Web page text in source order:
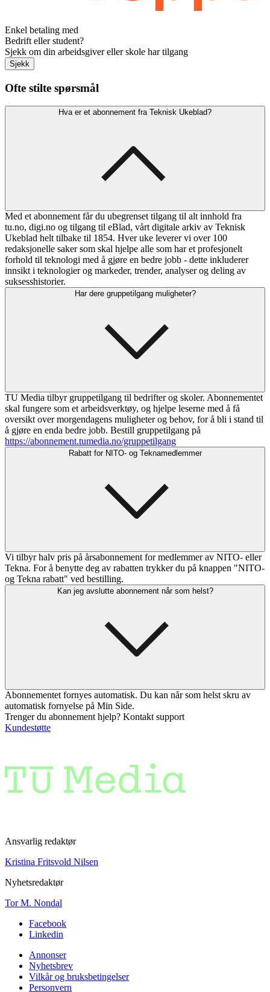
Enkel betaling med
Bedrift eller student?
Sjekk om din arbeidsgiver eller skole har tilgang
Sjekk
Ofte stilte spørsmål
Hva er et abonnement fra Teknisk Ukeblad?
Med et abonnement får du ubegrenset tilgang til alt innhold fra
tu.no, digi.no og tilgang til eBlad, vårt digitale arkiv av Teknisk
Ukeblad helt tilbake til 1854. Hver uke leverer vi over 100
redaksjonelle saker som skal hjelpe alle som har et profesjonelt
forhold til teknologi med å gjøre en bedre jobb - dette inkluderer
innsikt i teknologier og markeder, trender, analyser og deling av
suksesshistorier.
Har dere gruppetilgang muligheter?
TU Media tilbyr gruppetilgang til bedrifter og skoler. Abonnementet
skal fungere som et arbeidsverktøy, og hjelpe leserne med å få
oversikt over morgendagens muligheter og behov, for å bli i stand til
å gjøre en enda bedre jobb. Bestill gruppetilgang på
https://abonnement.tumedia.no/gruppetilgang
Rabatt for NITO- og Teknamedlemmer
Vi tilbyr halv pris på årsabonnement for medlemmer av NITO- eller
Tekna. For å benytte deg av rabatten trykker du på knappen "NITO-
og Tekna rabatt" ved bestilling.
Kan jeg avslutte abonnement når som helst?
Abonnementet fornyes automatisk. Du kan når som helst skru av
automatisk fornyelse på Min Side.
Trenger du abonnement hjelp? Kontakt support
Kundestøtte
Ansvarlig redaktør
Kristina Fritsvold Nilsen
Nyhetsredaktør
Tor M. Nondal
Facebook
Linkedin
Annonser
Nyhetsbrev
Vilkår og bruksbetingelser
Personvern